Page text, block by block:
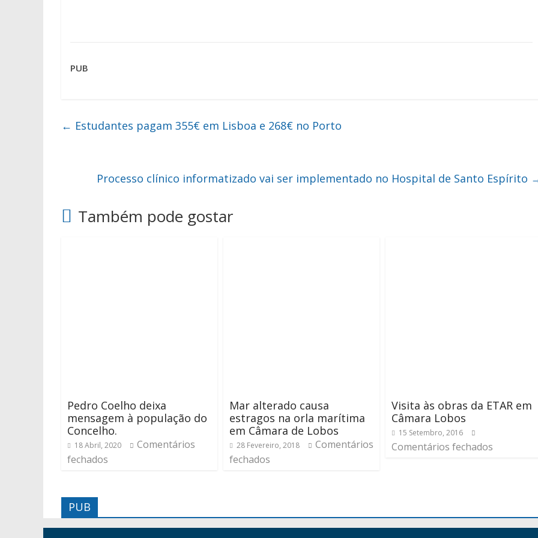
PUB
← Estudantes pagam 355€ em Lisboa e 268€ no Porto
Processo clínico informatizado vai ser implementado no Hospital de Santo Espírito
Também pode gostar
Pedro Coelho deixa
mensagem à população do
Concelho.
18 Abril, 2020
Comentários
fechados
Mar alterado causa
estragos na orla marítima
em Câmara de Lobos
28 Fevereiro, 2018
Comentários
fechados
Visita às obras da ETAR em
Câmara Lobos
15 Setembro, 2016
Comentários fechados
PUB